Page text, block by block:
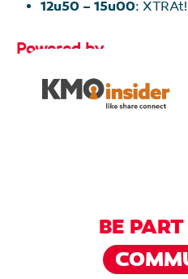
12u50 – 15u00:
Powered by
BE